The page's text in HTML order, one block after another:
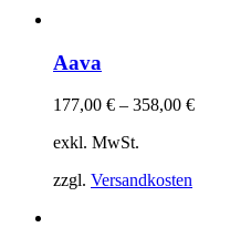
Aava
177,00 € – 358,00 €
exkl. MwSt.
zzgl. Versandkosten